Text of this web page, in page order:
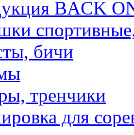
BACK
бичи
тренчики
для